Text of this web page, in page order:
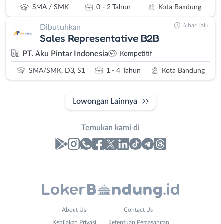
SMA / SMK 0 - 2 Tahun Kota Bandung
Dibutuhkan
Sales Representative B2B
PT. Aku Pintar Indonesia Kompetitif
SMA/SMK, D3, S1 1 - 4 Tahun Kota Bandung
6 hari lalu
Lowongan Lainnya
Temukan kami di
Lowongan
About Us Contact Us
Kebijakan Privasi Ketentuan Pemasangan